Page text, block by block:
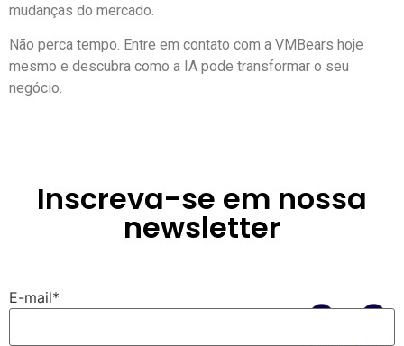
mudanças do mercado.
Não perca tempo. Entre em contato com a VMBears hoje
mesmo e descubra como a IA pode transformar o seu
negócio.
Inscreva-se em nossa
newsletter
E-mail*